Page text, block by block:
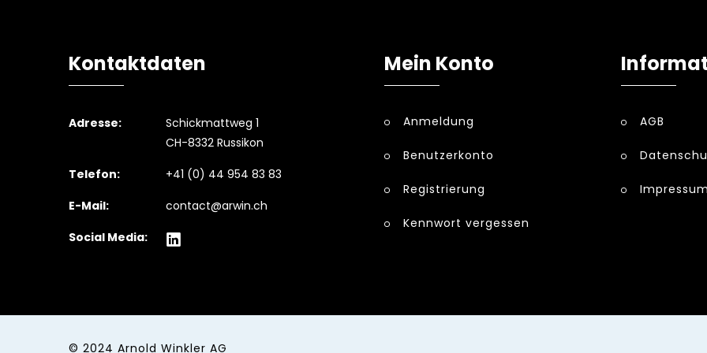
Kontaktdaten
Adresse:
Schickmattweg 1
CH-8332 Russikon
Telefon:
+41 (0) 44 954 83 83
E-Mail:
contact@arwin.ch
Social Media:
Mein Konto
Anmeldung
Benutzerkonto
Registrierung
Kennwort vergessen
AGB
Impressum
© 2024 Arnold Winkler AG